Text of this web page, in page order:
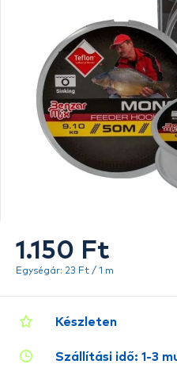
Készleten
Szállítási idő: 1-3
1.150 Ft
Egységár: 23 Ft / 1 m